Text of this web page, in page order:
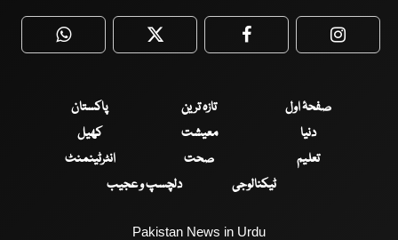
WhatsApp Twitter Facebook
صفحۂ اول تازہ ترین
پاکستان
دنیا
معیشت
کھیل
تعلیم
صحت
انٹرٹینمنٹ
ٹیکنالوجی
دلچسپ و عجیب
Pakistan News in Urdu